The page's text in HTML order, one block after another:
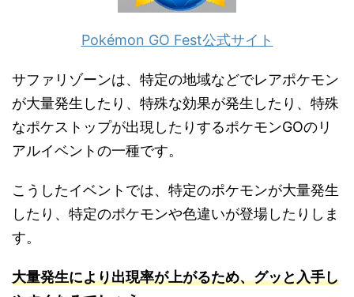
Pokémon GO Fest公式サイト
サファリゾーンは、特定の地域などでレアポケモン
が大量発生したり、特殊な効果が発生したり、特殊
なポケストップが出現したりするポケモンGOのリ
アルイベントの一種です。
こうしたイベントでは、特定のポケモンが大量発生
したり、特定のポケモンや色違いが登場したりしま
す。
大量発生により出現率が上がるため、グッと入手し